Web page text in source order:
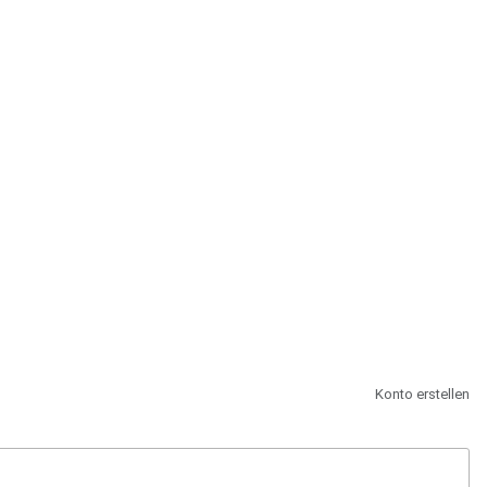
Konto erstellen